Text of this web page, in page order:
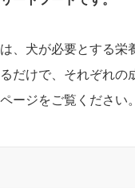
、犬が必要とする栄
だけで、それぞれの
ページをご覧くださ